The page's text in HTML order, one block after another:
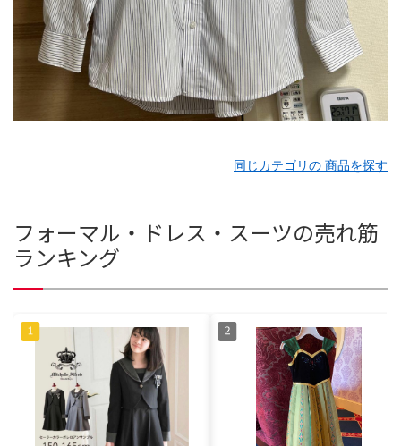
同じカテゴリの 商品を探す
フォーマル・ドレス・スーツの売れ筋
ランキング